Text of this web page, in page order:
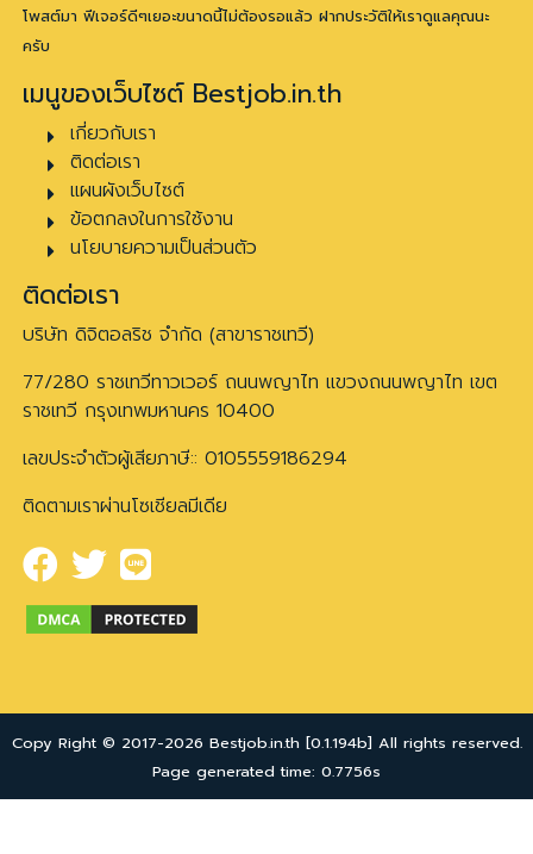
โพสต์มา ฟีเจอร์ดีๆเยอะขนาดนี้ไม่ต้องรอแล้ว ฝากประวัติให้เราดูแลคุณนะ
ครับ
เมนูของเว็บไซต์ Bestjob.in.th
เกี่ยวกับเรา
ติดต่อเรา
แผนผังเว็บไซต์
ข้อตกลงในการใช้งาน
นโยบายความเป็นส่วนตัว
ติดต่อเรา
บริษัท ดิจิตอลริช จำกัด (สาขาราชเทวี)
77/280 ราชเทวีทาวเวอร์ ถนนพญาไท แขวงถนนพญาไท เขต
ราชเทวี กรุงเทพมหานคร 10400
เลขประจำตัวผู้เสียภาษี:: 0105559186294
ติดตามเราผ่านโซเชียลมีเดีย
Copy Right © 2017-2026 Bestjob.in.th [0.1.194b] All rights reserved.
Page generated time: 0.7756s